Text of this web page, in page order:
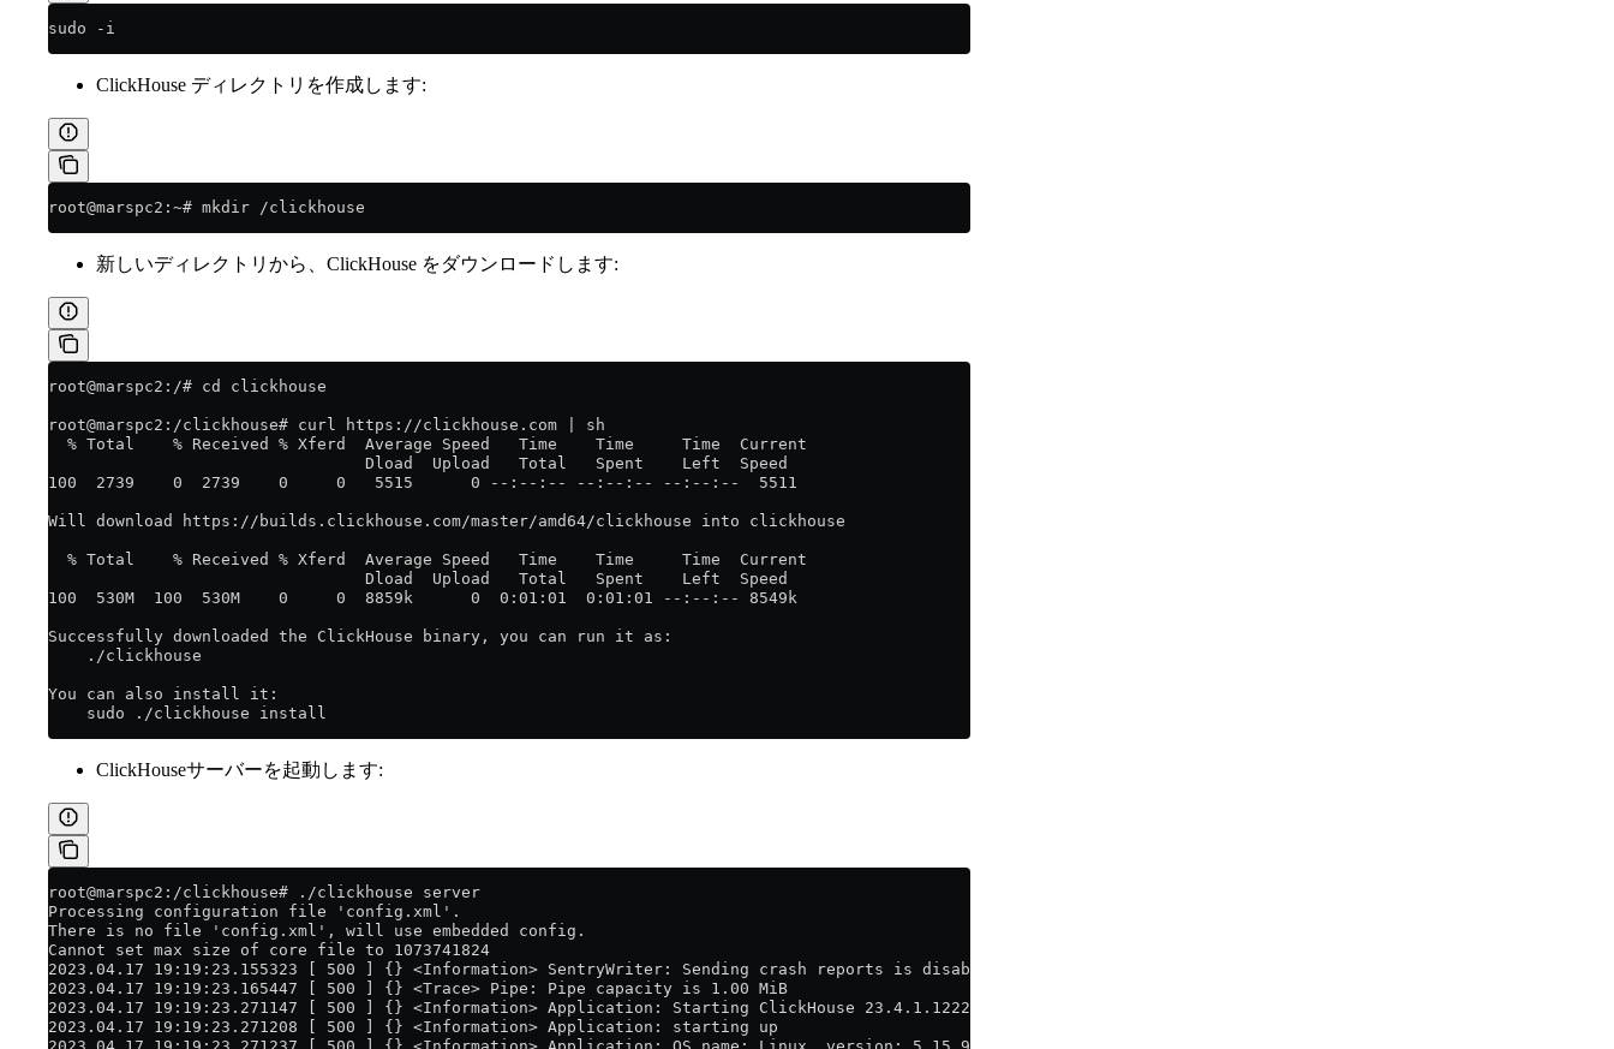
sudo -i
ClickHouse ディレクトリを作成します:
root@marspc2:~# mkdir /clickhouse
新しいディレクトリから、ClickHouse をダウンロードします:
root@marspc2:/# cd clickhouse
root@marspc2:/clickhouse# curl https://clickhouse.com | sh
  % Total    % Received % Xferd  Average Speed   Time    Time     Time  Current
                                 Dload  Upload   Total   Spent    Left  Speed
100  2739    0  2739    0     0   5515      0 --:--:-- --:--:-- --:--:--  5511
Will download https://builds.clickhouse.com/master/amd64/clickhouse into clickhouse
  % Total    % Received % Xferd  Average Speed   Time    Time     Time  Current
                                 Dload  Upload   Total   Spent    Left  Speed
100  530M  100  530M    0     0  8859k      0  0:01:01  0:01:01 --:--:-- 8549k
Successfully downloaded the ClickHouse binary, you can run it as:
    ./clickhouse
You can also install it:
    sudo ./clickhouse install
ClickHouseサーバーを起動します:
root@marspc2:/clickhouse# ./clickhouse server
Processing configuration file 'config.xml'.
There is no file 'config.xml', will use embedded config.
Cannot set max size of core file to 1073741824
2023.04.17 19:19:23.155323 [ 500 ] {} <Information> SentryWriter: Sending crash reports is disabled
2023.04.17 19:19:23.165447 [ 500 ] {} <Trace> Pipe: Pipe capacity is 1.00 MiB
2023.04.17 19:19:23.271147 [ 500 ] {} <Information> Application: Starting ClickHouse 23.4.1.1222 (revision: 54473, git hash: 3993aef8e281815ac4269d44e27bb1dcdcff21cb,
2023.04.17 19:19:23.271208 [ 500 ] {} <Information> Application: starting up